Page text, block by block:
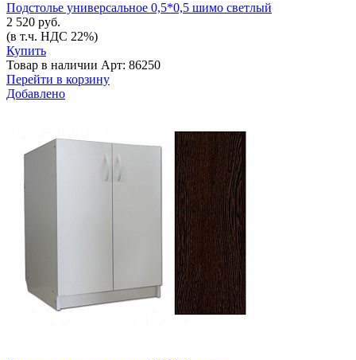
Подстолье универсальное 0,5*0,5 шимо светлый
2 520 руб.
(в т.ч. НДС 22%)
Купить
Товар в наличии Арт: 86250
Перейти в корзину
Добавлено